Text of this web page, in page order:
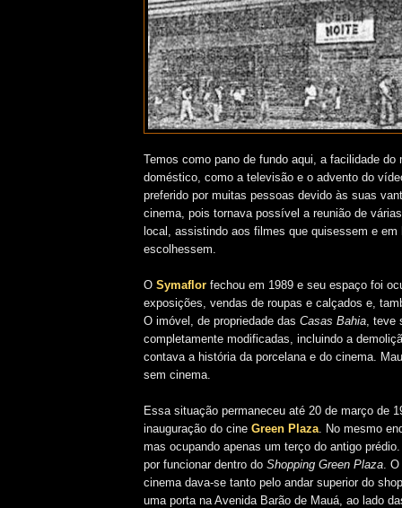
Temos como pano de fundo aqui, a facilidade do
doméstico, como a televisão e o advento do
preferido por muitas pessoas devido às suas
cinema, pois tornava possível a reunião de
local, assistindo aos filmes que quisessem e em
escolhessem.
O Symaflor fechou em 1989 e seu espaço foi
exposições, vendas de roupas e calçados e,
O imóvel, de propriedade das Casas Bahia ,
completamente modificadas, incluindo a
contava a história da porcelana e do cinema.
sem cinema.
Essa situação permaneceu até 20 de março de
inauguração do cine Green Plaza . No mesmo
mas ocupando apenas um terço do antigo
por funcionar dentro do Shopping Green Plaza .
cinema dava-se tanto pelo andar superior do
uma porta na Avenida Barão de Mauá, ao lado